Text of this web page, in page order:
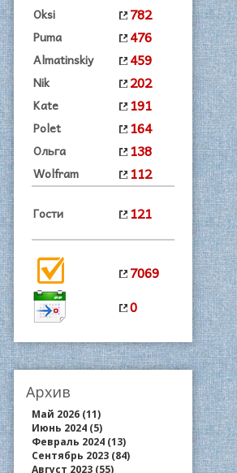
Oksi 782
Puma 476
Almatinskiy 459
Nik 202
Kate 191
Polet 164
Ольга 138
Wolfram 112
Гости 121
7069
0
Архив
Май 2026 (11)
Июнь 2024 (5)
Февраль 2024 (13)
Сентябрь 2023 (84)
Август 2023 (55)